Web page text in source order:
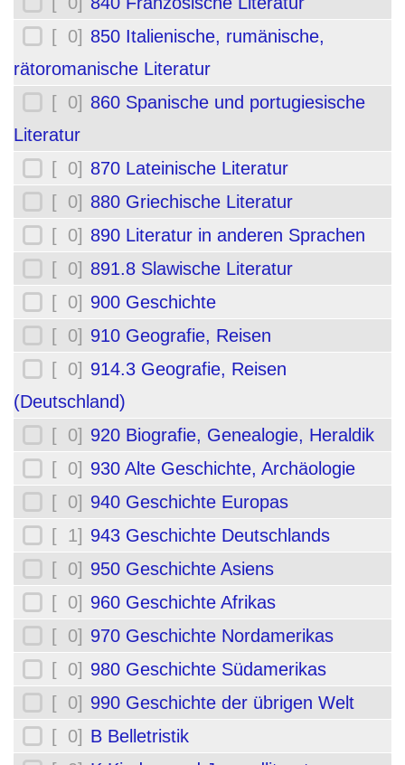
[ 0] 850 Italienische, rumänische,
rätoromanische Literatur
[ 0] 860 Spanische und portugiesische
Literatur
[ 0] 870 Lateinische Literatur
[ 0] 880 Griechische Literatur
[ 0] 890 Literatur in anderen Sprachen
[ 0] 891.8 Slawische Literatur
[ 0] 900 Geschichte
[ 0] 910 Geografie, Reisen
[ 0] 914.3 Geografie, Reisen
(Deutschland)
[ 0] 920 Biografie, Genealogie, Heraldik
[ 0] 930 Alte Geschichte, Archäologie
[ 0] 940 Geschichte Europas
[ 1] 943 Geschichte Deutschlands
[ 0] 950 Geschichte Asiens
[ 0] 960 Geschichte Afrikas
[ 0] 970 Geschichte Nordamerikas
[ 0] 980 Geschichte Südamerikas
[ 0] 990 Geschichte der übrigen Welt
[ 0] B Belletristik